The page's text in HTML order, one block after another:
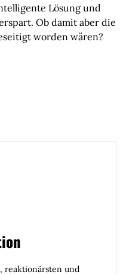
Lösung und
Ob damit aber die
worden wären?
reaktionärsten und